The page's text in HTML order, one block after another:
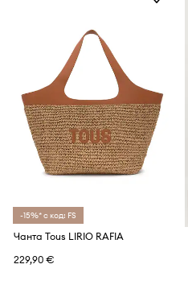
-15%* с код: FS
Чанта Tous LIRIO RAFIA
229,90 €